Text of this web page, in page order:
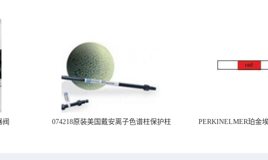
阀 074218原装美国戴安离子色谱柱保护柱
PERKINELMER珀金